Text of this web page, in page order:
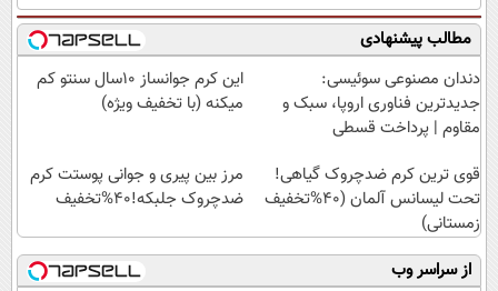
مطالب پیشنهادی
دندان مصنوعی سوئیسی:
جدیدترین فناوری اروپا، سبک و
مقاوم | پرداخت قسطی
این کرم جوانساز 10سال سنتو کم
میکنه (با تخفیف ویژه)
قوی ترین کرم ضدچروک گیاهی!
تحت لیسانس آلمان (40%تخفیف
زمستانی)
مرز بین پیری و جوانی پوستت کرم
ضدچروک جلبکه!40%تخفیف
از سراسر وب